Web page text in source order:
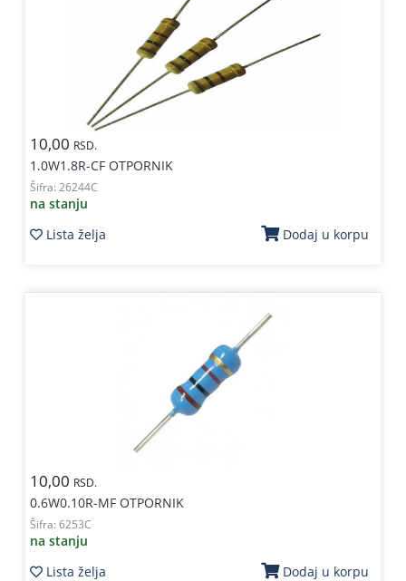
10,00 RSD.
1.0W1.8R-CF OTPORNIK
Šifra: 26244C
na stanju
Lista želja
Dodaj u korpu
10,00 RSD.
0.6W0.10R-MF OTPORNIK
Šifra: 6253C
na stanju
Lista želja
Dodaj u korpu